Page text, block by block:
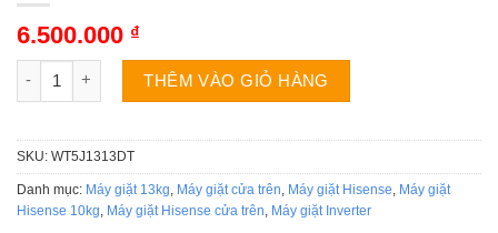
6.500.000 ₫
Máy giặt Hisense WT5J1313DT | 13kg cửa trên inverter số
THÊM VÀO GIỎ HÀNG
SKU: WT5J1313DT
Danh mục: Máy giặt 13kg, Máy giặt cửa trên, Máy giặt Hisense, Máy giặt
Hisense 10kg, Máy giặt Hisense cửa trên, Máy giặt Inverter